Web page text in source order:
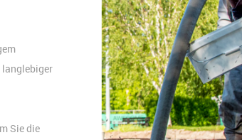
langlebiger
Sie die